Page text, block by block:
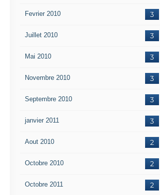
3
Fevrier 2010
3
Juillet 2010
3
Mai 2010
3
Novembre 2010
3
Septembre 2010
3
janvier 2011
2
Aout 2010
2
Octobre 2010
2
Octobre 2011